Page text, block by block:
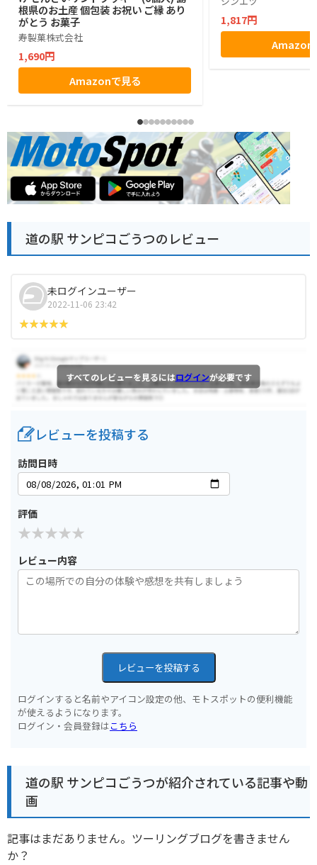
根県のお土産 個包装 お祝い ご縁 あり
がとう お菓子
寿製菓株式会社
1,690円
Amazonで見る
1,817円
Amazon
道の駅 サンピコごうつのレビュー
未ログインユーザー
2022-11-06 23:42
すべてのレビューを見るにはログインが必要です
レビューを投稿する
訪問日時
評価
レビュー内容
レビューを投稿する
ログインすると名前やアイコン設定の他、モトスポットの便利機能
が使えるようになります。
ログイン・会員登録はこちら
道の駅 サンピコごうつが紹介されている記事や動
画
記事はまだありません。ツーリングブログを書きません
か？